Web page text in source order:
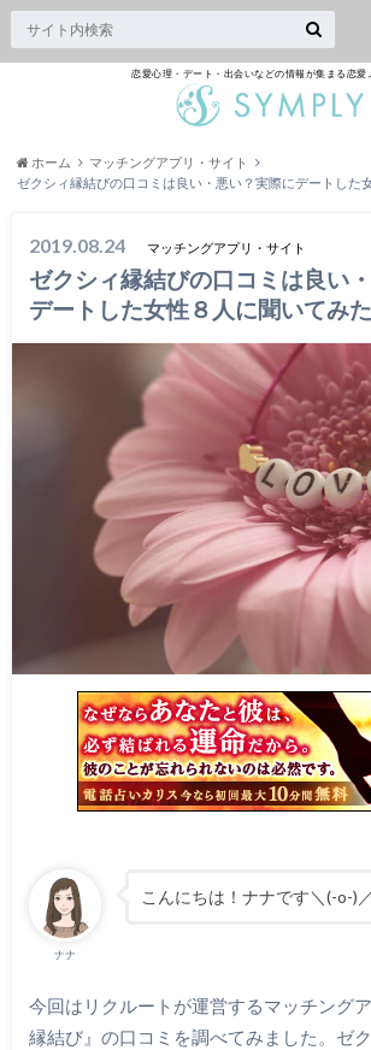
恋愛心理・デート・出会いなどの情報が集まる恋愛
ホーム
マッチングアプリ・サイト
ゼクシィ縁結びの口コミは良い・悪い？実際にデートした
2019.08.24 マッチングアプリ・サイト
ゼクシィ縁結びの口コミは良い
デートした女性８人に聞いてみた
ナナ
こんにちは！ナナです＼(-o-)／
今回はリクルートが運営するマッチング
縁結び』の口コミを調べてみました。ゼク